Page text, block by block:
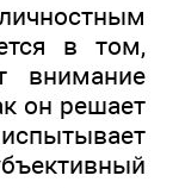
в том,
внимание
он решает